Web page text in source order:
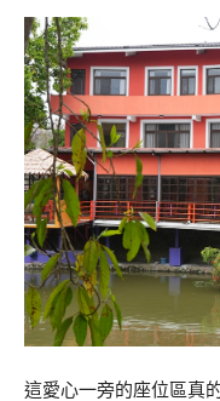
這愛心一旁的座位區真